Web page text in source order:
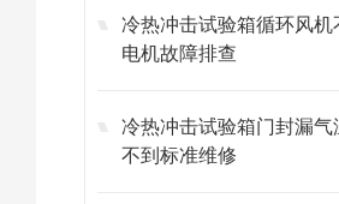
冷热冲击试验箱循环风机
电机故障排查
冷热冲击试验箱门封漏气
不到标准维修